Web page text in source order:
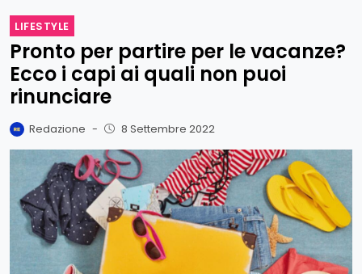
LIFESTYLE
Pronto per partire per le vacanze?
Ecco i capi ai quali non puoi
rinunciare
Redazione - 8 Settembre 2022